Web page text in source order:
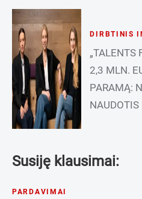
DIRBTINIS
„TALENTS
2,3 MLN.
PARAMĄ:
Susiję klausimai:
PARDAVIMAI